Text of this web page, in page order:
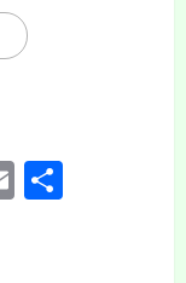
Email